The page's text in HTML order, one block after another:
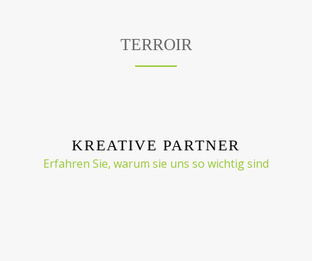
TERROIR
KREATIVE PARTNER
Erfahren Sie, warum sie uns so wichtig sind